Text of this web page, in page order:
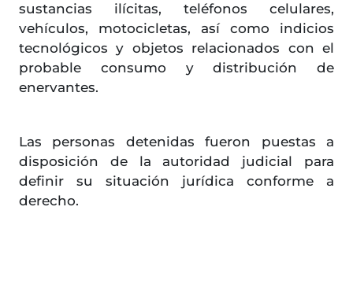
sustancias ilícitas, teléfonos celulares,
vehículos, motocicletas, así como indicios
tecnológicos y objetos relacionados con el
probable consumo y distribución de
enervantes.
Las personas detenidas fueron puestas a
disposición de la autoridad judicial para
definir su situación jurídica conforme a
derecho.